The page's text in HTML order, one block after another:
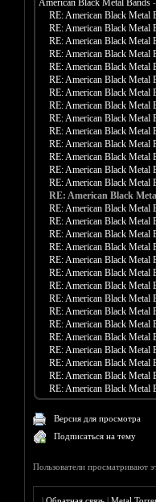
American Black Metal Bands
RE: American Black Metal
RE: American Black Metal
RE: American Black Metal
RE: American Black Metal
RE: American Black Metal
RE: American Black Metal
RE: American Black Metal
RE: American Black Metal
RE: American Black Metal
RE: American Black Metal
RE: American Black Metal
RE: American Black Metal
RE: American Black Metal
RE: American Black Metal
RE: American Black
RE: American Black Metal
RE: American Black Metal
RE: American Black Metal
RE: American Black Metal
RE: American Black Metal
RE: American Black Metal
RE: American Black Metal
RE: American Black Metal
RE: American Black Metal
RE: American Black Metal
RE: American Black Metal
RE: American Black Metal
RE: American Black Metal
RE: American Black Metal
RE: American Black Metal
Версия для просмотра
Подписаться на тему
Пользователи просматривают